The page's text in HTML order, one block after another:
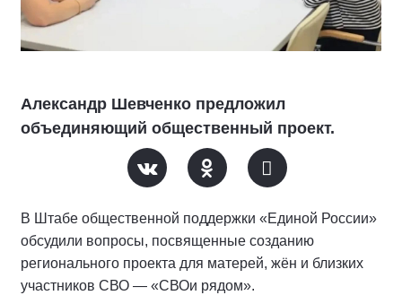
Александр Шевченко предложил
объединяющий общественный проект.
В Штабе общественной поддержки «Единой России»
обсудили вопросы, посвященные созданию
регионального проекта для матерей, жён и близких
участников СВО — «СВОи рядом».